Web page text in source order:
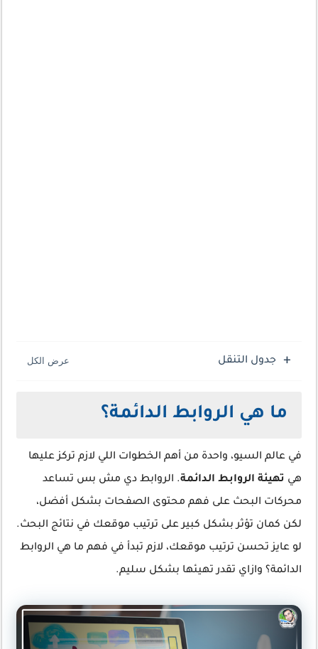
جدول التنقل
ما هي الروابط الدائمة؟
في عالم السيو، واحدة من أهم الخطوات اللي لازم تركز عليها
هي تهيئة الروابط الدائمة. الروابط دي مش بس تساعد
محركات البحث على فهم محتوى الصفحات بشكل أفضل،
لكن كمان تؤثر بشكل كبير على ترتيب موقعك في نتائج البحث.
لو عايز تحسن ترتيب موقعك، لازم تبدأ في فهم ما هي الروابط
الدائمة؟ وازاي تقدر تهيئها بشكل سليم.